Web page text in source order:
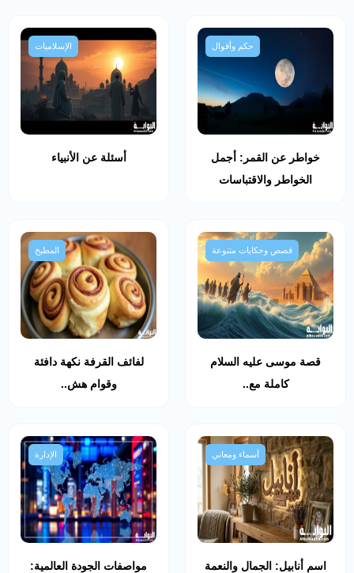
حكم وأقوال
خواطر عن القمر: أجمل
الخواطر والاقتباسات
الإسلاميات
أسئلة عن الأنبياء
قصص وحكايات متنوعة
قصة موسى عليه السلام
كاملة مع..
المطبخ
لفائف القرفة نكهة دافئة
وقوام هش..
أسماء ومعاني
اسم أنابيل: الجمال والنعمة
الإدارة
مواصفات الجودة العالمية: